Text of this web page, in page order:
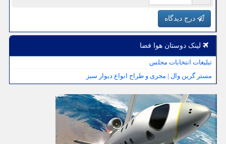
درج دیدگاه
لینک دوستان هوا فضا
تبلیغات انتخابات مجلس
مستر گرین وال | مجری و طراح انواع دیوار سبز